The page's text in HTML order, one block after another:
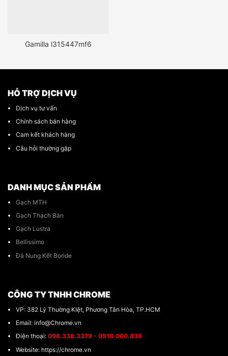
Gamilla l315447mf6
HỖ TRỢ DỊCH VỤ
Dịch vụ tư vấn
Chính sách bán hàng
Cam kết khách hàng
Câu hỏi thường gặp
DANH MỤC SẢN PHẨM
Gạch MTH
Gạch Thạch Bàn
Gạch Lustra
Bellissimo
Đá Nung Kết Boride
CÔNG TY TNHH CHROME
VP: 382 Lý Thường KIệt, Phương Tân Hòa, TP.HCM
Email: info@Chrome.vn
Điện thoại: 098.338.3379 - 0918.060.838
Website: https://chrome.vn